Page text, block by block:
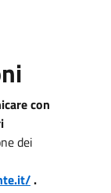
con
dei
.